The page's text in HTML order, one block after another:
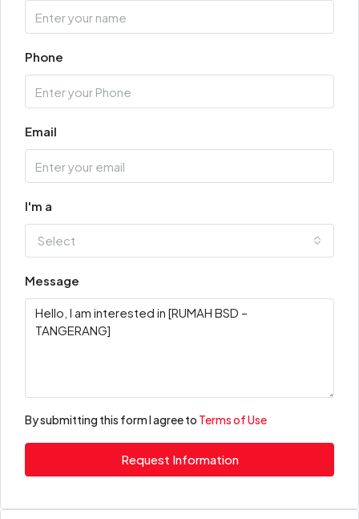
Phone
Email
I'm a
Select
Message
By submitting this form I agree to Terms of Use
Request Information